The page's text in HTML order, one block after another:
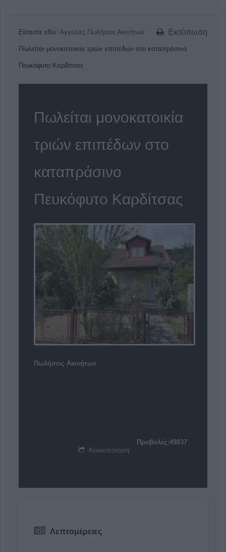
Εκτύπωση
Είσαστε εδώ: Αγγελίες Πωλήσεις Ακινήτων
Πωλείται μονοκατοικία τριών επιπέδων στο καταπράσινο
Πευκόφυτο Καρδίτσας
Πωλείται μονοκατοικία
τριών επιπέδων στο
καταπράσινο
Πευκόφυτο Καρδίτσας
Πωλήσεις Ακινήτων
Προβολές:49837
Κοινοποίηση
Λεπτομέρειες